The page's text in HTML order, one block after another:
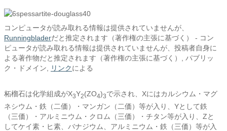
コンピュータが読み取れる情報は提供されていませんが、
Runningbladerだと推定されます（著作権の主張に基づく） - コン
ピュータが読み取れる情報は提供されていませんが、 投稿者自身に
よる著作物だと推定されます（著作権の主張に基づく）, パブリッ
ク・ドメイン,
リンクによる
柘榴石は化学組成がX3Y2(ZO4)3で示され、Xにはカルシウム・マグ
ネシウム・鉄（二価）・マンガン（二価）等が入り、Yとして鉄
（三価）・アルミニウム・クロム（三価）・チタン等が入り、Zと
してケイ素・ヒ素、バナジウム、アルミニウム・鉄（三価）等が入